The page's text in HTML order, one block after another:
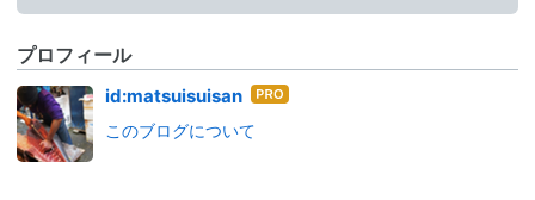
プロフィール
id:matsuisuisan はて
ログ
このブログについて